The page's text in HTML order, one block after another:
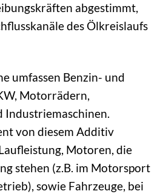
abgestimmt,
des Ölkreislaufs
umfassen Benzin- und
Motorrädern,
Industriemaschinen.
von diesem Additiv
Motoren, die
stehen (z.B. im Motorsport
sowie Fahrzeuge, bei